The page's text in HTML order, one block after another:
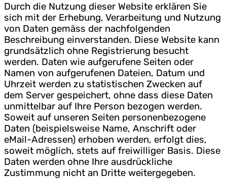
Durch die Nutzung dieser Website erklären Sie
sich mit der Erhebung, Verarbeitung und Nutzung
von Daten gemäss der nachfolgenden
Beschreibung einverstanden. Diese Website kann
grundsätzlich ohne Registrierung besucht
werden. Daten wie aufgerufene Seiten oder
Namen von aufgerufenen Dateien, Datum und
Uhrzeit werden zu statistischen Zwecken auf
dem Server gespeichert, ohne dass diese Daten
unmittelbar auf Ihre Person bezogen werden.
Soweit auf unseren Seiten personenbezogene
Daten (beispielsweise Name, Anschrift oder
eMail-Adressen) erhoben werden, erfolgt dies,
soweit möglich, stets auf freiwilliger Basis. Diese
Daten werden ohne Ihre ausdrückliche
Zustimmung nicht an Dritte weitergegeben.